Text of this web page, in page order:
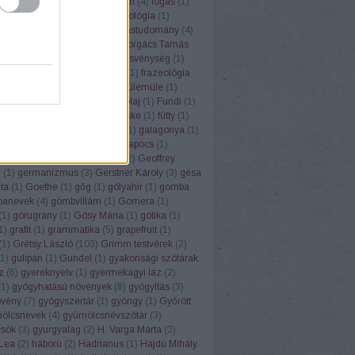
(1) folklór fonológia (1 )
fordítástudomány (4)
Forgács Tamás
fösvénység (1 )
(1 ) frazeológia
fülemüle (1 )
fülolaj (1 ) Fundi (1 )
füsti fecske (1 ) fütty (1 )
1 ) galagonya (1 )
gemkapocs (1 )
2) Geoffrey
(1 ) germanizmus (3) Gerstner Károly (3) gésa
(1 ) Goethe (1 ) gőg (1 ) gólyahír (1 ) gomba
(4) gömbvillám (1 ) Gomera (1 )
(1 ) górugrány (1 ) Gósy Mária (1 ) gótika (1 )
) grafit (1 ) grammatika (5) grapefruit (1 )
(1 ) Grétsy László (103) Grimm testvérek (2)
1 ) gulipán (1 ) Gundel (1 ) gyakorisági szótárak
(6) gyereknyelv (1 ) gyermekágyi láz (2)
1 ) gyógyhatású növények (8) gyógyítás (3)
(7) gyógyszertár (1 ) gyöngy (1 ) Győrött
(4) gyümölcsnévszótár (3)
(3) gyurgyalag (2) H. Varga Márta (3)
(2) háború (2) Hadrianus (1 ) Hajdú Mihály